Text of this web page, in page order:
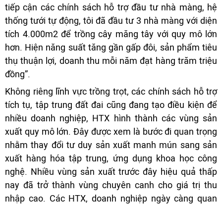
tiếp cận các chính sách hỗ trợ đầu tư nhà màng, hệ
thống tưới tự động, tôi đã đầu tư 3 nhà màng với diện
tích 4.000m2 để trồng cây măng tây với quy mô lớn
hơn. Hiện năng suất tăng gần gấp đôi, sản phẩm tiêu
thụ thuận lợi, doanh thu mỗi năm đạt hàng trăm triệu
đồng”.
Không riêng lĩnh vực trồng trọt, các chính sách hỗ trợ
tích tụ, tập trung đất đai cũng đang tạo điều kiện để
nhiều doanh nghiệp, HTX hình thành các vùng sản
xuất quy mô lớn. Đây được xem là bước đi quan trọng
nhằm thay đổi tư duy sản xuất manh mún sang sản
xuất hàng hóa tập trung, ứng dụng khoa học công
nghệ. Nhiều vùng sản xuất trước đây hiệu quả thấp
nay đã trở thành vùng chuyên canh cho giá trị thu
nhập cao. Các HTX, doanh nghiệp ngày càng quan